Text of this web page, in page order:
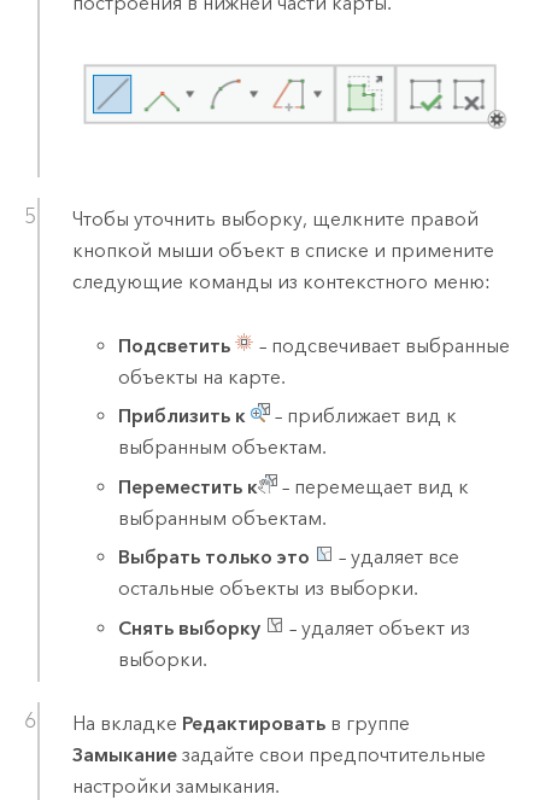
Чтобы уточнить выборку, щелкните правой
кнопкой мыши объект в списке и примените
следующие команды из контекстного меню:
Подсветить
– подсвечивает выбранные
объекты на карте.
Приблизить к
– приближает вид к
выбранным объектам.
Переместить к
– перемещает вид к
выбранным объектам.
Выбрать только это
– удаляет все
остальные объекты из выборки.
Снять выборку
– удаляет объект из
выборки.
На вкладке Редактироватьв группе
Замыканиезадайте свои предпочтительные
настройки замыкания.